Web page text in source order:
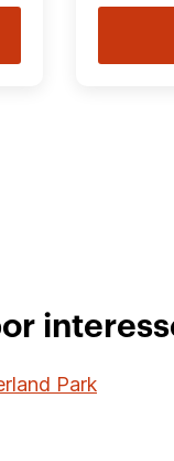
Park